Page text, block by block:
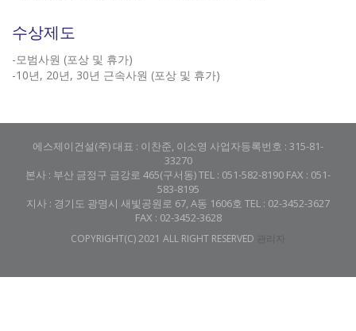
수상제도
-모범사원 (포상 및 휴가)
-10년, 20년, 30년 근속사원 (포상 및 휴가)
에스제이건설(주) 대표 : 이찬준, 이소영 사업자등록번호 : 315-81-
33270
본사 : 부산 금정구 금강로 465(구서동) TEL : 051-582-8190 FAX : 051-
583-8195
지사 : 경기도 광명시 새빛공원로 67, A동 1606호 TEL : 02-3452-3627
FAX : 02-3452-3628
COPYRIGHT(C) 2021 ALL RIGHT RESERVED 관리자